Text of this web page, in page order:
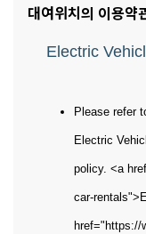
대여위치의 이용약
Electric
Please refer
Electric
policy. <a
car-
href="https://